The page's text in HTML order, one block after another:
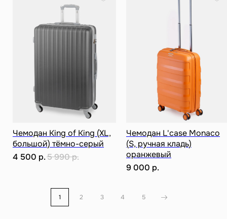
Чемодан King of King (XL,
большой) тёмно-серый
4 500 р.5 990р.
Чемодан L'case Monaco
(S, ручная кладь)
оранжевый
9 000 р.
1 2 3 4 5
ИНН: 781141898491 ОГРНИП: 319784700169709
Каталог